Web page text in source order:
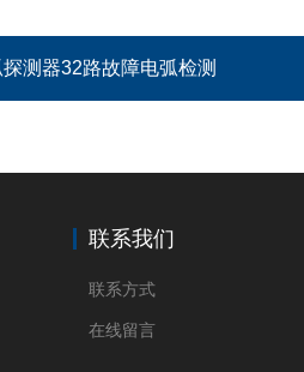
测器32路故障电弧检测
联系我们
联系方式
在线留言